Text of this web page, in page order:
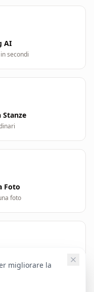
AI
secondi
Stanze
Foto
foto
AI
migliorare la